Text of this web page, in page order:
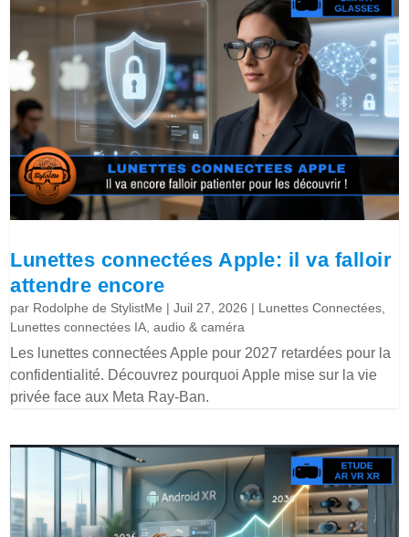
Lunettes connectées Apple: il va falloir
attendre encore
par Rodolphe de StylistMe |Juil 27, 2026 | Lunettes Connectées
Lunettes connectées IA, audio & caméra
Les lunettes connectées Apple pour 2027 retardées pour la
confidentialité. Découvrez pourquoi Apple mise sur la vie
privée face aux Meta Ray-Ban.